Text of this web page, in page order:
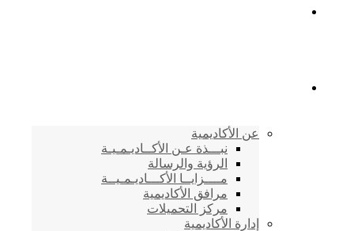
عن الأكاديمية
نبـــذة عـن الأكــاديـمـيـة
الرؤية والرسالة
مــــزايــا الأكـــاديـمـيــة
مرافق الأكاديمية
مركز التحميلات
إدارة الأكاديمية